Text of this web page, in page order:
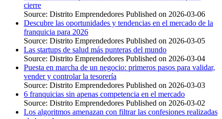
cierre
Source: Distrito Emprendedores Published on 2026-03-06
Descubre las oportunidades y tendencias en el mercado de la
franquicia para 2026
Source: Distrito Emprendedores Published on 2026-03-05
Las startups de salud más punteras del mundo
Source: Distrito Emprendedores Published on 2026-03-04
Puesta en marcha de un negocio: primeros pasos para validar,
vender y controlar la tesorería
Source: Distrito Emprendedores Published on 2026-03-03
6 franquicias sin apenas competencia en el mercado
Source: Distrito Emprendedores Published on 2026-03-02
Los algoritmos amenazan con filtrar las confesiones realizadas